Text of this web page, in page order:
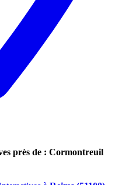
près de : Cormontreuil